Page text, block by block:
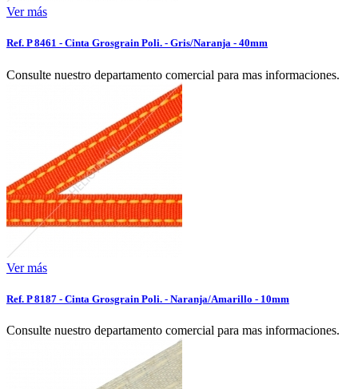
Ver más
Ref. P 8461 - Cinta Grosgrain Poli. - Gris/Naranja - 40mm
Consulte nuestro departamento comercial para mas informaciones.
Ver más
Ref. P 8187 - Cinta Grosgrain Poli. - Naranja/Amarillo - 10mm
Consulte nuestro departamento comercial para mas informaciones.